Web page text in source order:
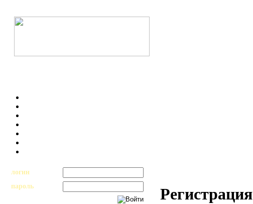
логин
пароль
Регистрация